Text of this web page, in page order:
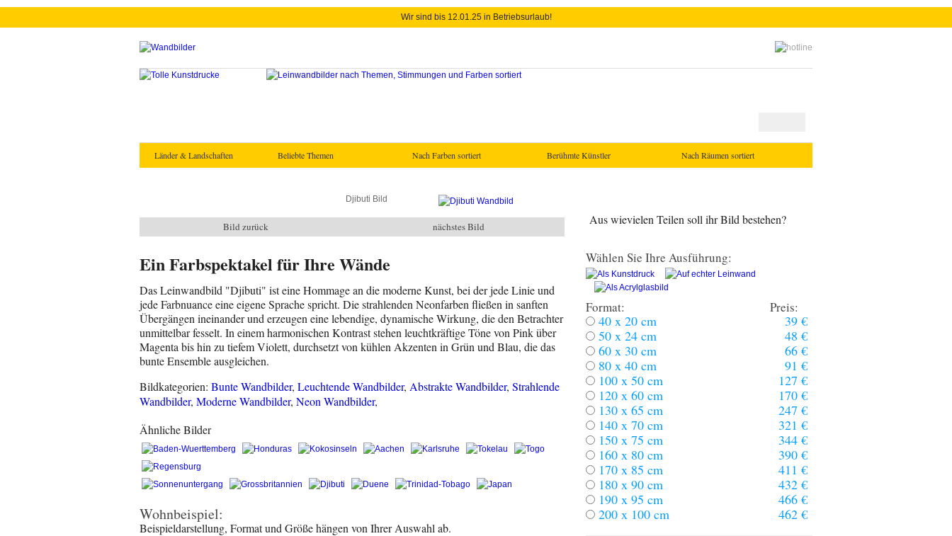
Wir sind bis 12.01.25 in Betriebsurlaub!
Länder & Landschaften Beliebte Themen Nach Farben sortiert Berühmte Künstler Nach Räumen sortiert
Djibuti Bild
Bild zurück nächstes Bild
Ein Farbspektakel für Ihre Wände
Das Leinwandbild "Djibuti" ist eine Hommage an die moderne Kunst, bei der jede Linie und
jede Farbnuance eine eigene Sprache spricht. Die strahlenden Neonfarben fließen in sanften
Übergängen ineinander und erzeugen eine lebendige, dynamische Wirkung, die den Betrachter
unmittelbar fesselt. In einem harmonischen Kontrast stehen leuchtkräftige Töne von Pink über
Magenta bis hin zu tiefem Violett, durchsetzt von kühlen Akzenten in Grün und Blau, die das
bunte Ensemble ausgleichen.
Bildkategorien: Bunte Wandbilder, Leuchtende Wandbilder, Abstrakte Wandbilder, Strahlende
Wandbilder, Moderne Wandbilder, Neon Wandbilder,
Ähnliche Bilder
Wohnbeispiel:
Beispieldarstellung, Format und Größe hängen von Ihrer Auswahl ab.
Aus wievielen Teilen soll ihr Bild bestehen?
Wählen Sie Ihre Ausführung:
Format: Preis:
40 x 20 cm
39 €
50 x 24 cm
48 €
60 x 30 cm
66 €
80 x 40 cm
91 €
100 x 50 cm
127 €
120 x 60 cm
170 €
130 x 65 cm
247 €
140 x 70 cm
321 €
150 x 75 cm
344 €
160 x 80 cm
390 €
170 x 85 cm
411 €
180 x 90 cm
432 €
190 x 95 cm
466 €
200 x 100 cm
462 €